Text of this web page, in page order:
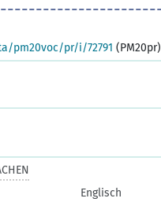
pm20voc/pr/i/72791 (PM20pr)
Englisch